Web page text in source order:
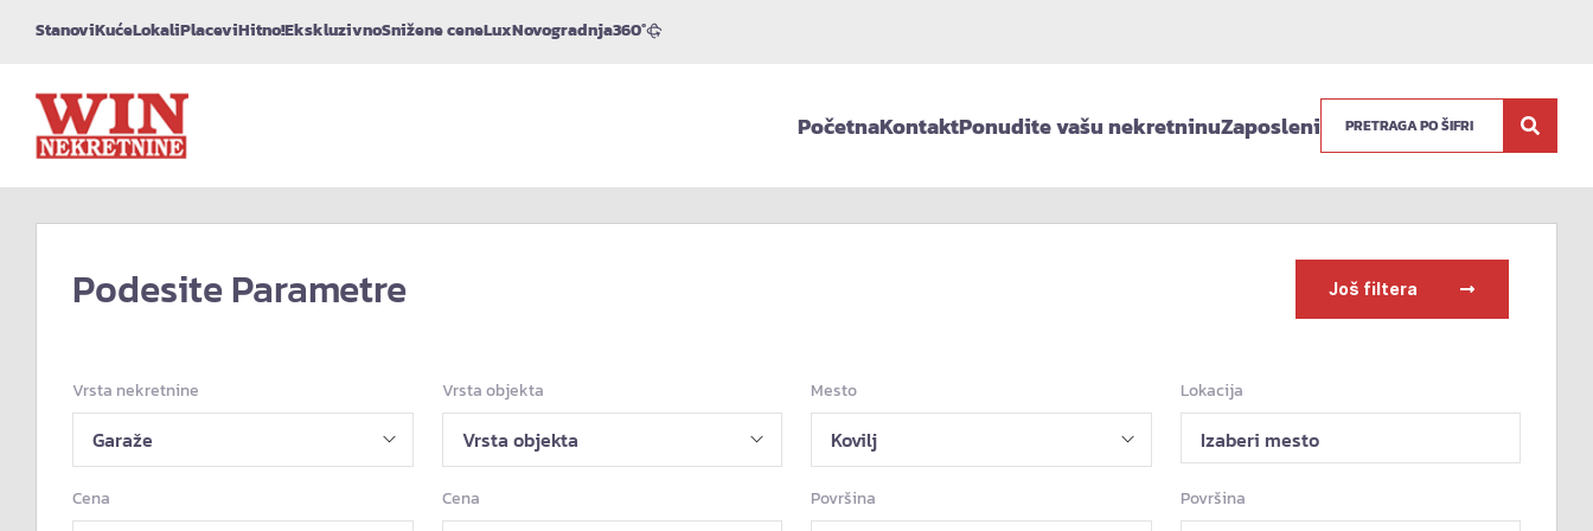
StanoviKućeLokaliPlaceviHitno!EkskluzivnoSnižene ceneLuxNovogradnja360°
PočetnaKontaktPonudite vašu nekretninuZaposleni
Podesite Parametre Još filtera
Vrsta nekretnine Vrsta objekta Mesto Lokacija
Izaberi mesto
Cena Cena Površina Površina